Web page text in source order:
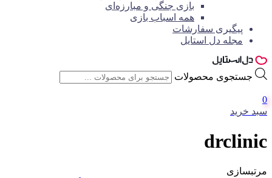
بازی جنگی و مبارزه‌ای
همه اسباب بازی
پیگیری سفارشات
مجله دل استایل
جستجوی محصولات
0
سبد خرید
drclinic
مرتبسازی